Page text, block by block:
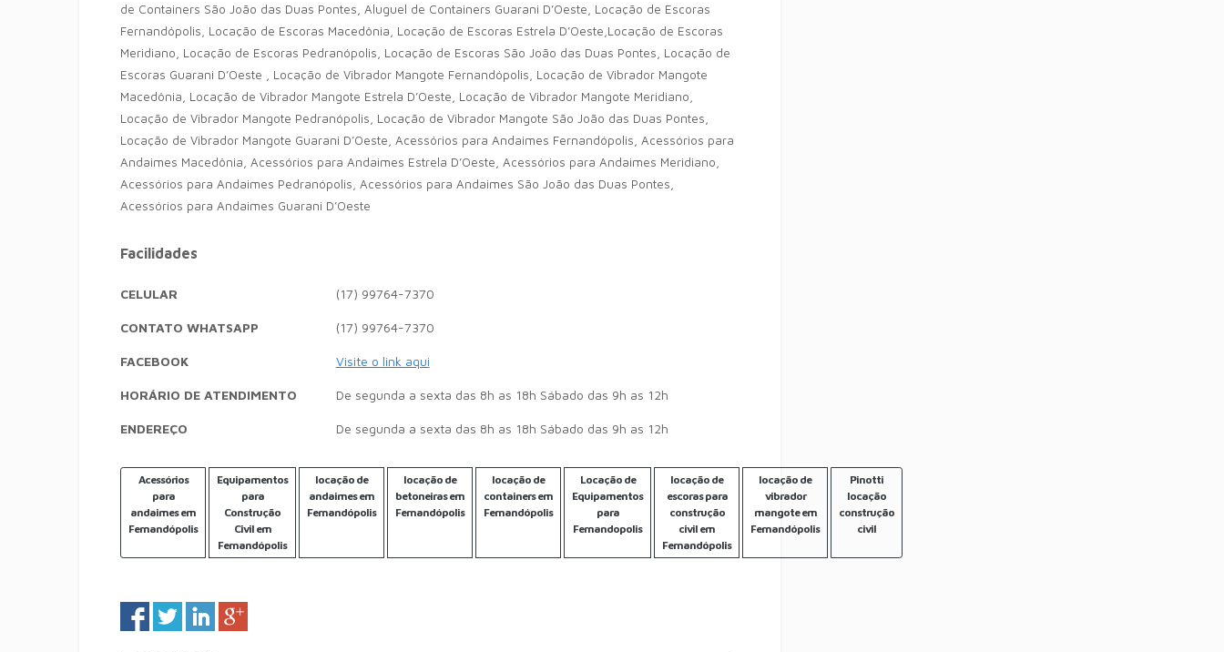
de Containers São João das Duas Pontes, Aluguel de Containers Guarani D’Oeste, Locação de Escoras
Fernandópolis, Locação de Escoras Macedônia, Locação de Escoras Estrela D’Oeste,Locação de Escoras
Meridiano, Locação de Escoras Pedranópolis, Locação de Escoras São João das Duas Pontes, Locação de
Escoras Guarani D’Oeste , Locação de Vibrador Mangote Fernandópolis, Locação de Vibrador Mangote
Macedônia, Locação de Vibrador Mangote Estrela D’Oeste, Locação de Vibrador Mangote Meridiano,
Locação de Vibrador Mangote Pedranópolis, Locação de Vibrador Mangote São João das Duas Pontes,
Locação de Vibrador Mangote Guarani D’Oeste, Acessórios para Andaimes Fernandópolis, Acessórios para
Andaimes Macedônia, Acessórios para Andaimes Estrela D’Oeste, Acessórios para Andaimes Meridiano,
Acessórios para Andaimes Pedranópolis, Acessórios para Andaimes São João das Duas Pontes,
Acessórios para Andaimes Guarani D’Oeste
Facilidades
CELULAR (17) 99764-7370
CONTATO WHATSAPP (17) 99764-7370
FACEBOOK Visite o link aqui
HORÁRIO DE ATENDIMENTO De segunda a sexta das 8h as 18h Sábado das 9h as 12h
ENDEREÇO De segunda a sexta das 8h as 18h Sábado das 9h as 12h
Acessórios
para
andaimes em
Fernandópolis
Equipamentos
para
Construção
Civil em
Fernandópolis
locação de
andaimes em
Fernandópolis
locação de
betoneiras em
Fernandópolis
locação de
containers em
Fernandópolis
Locação de
Equipamentos
para
Fernandopolis
locação de
escoras para
construção
civil em
Fernandópolis
locação de
vibrador
mangote em
Fernandópolis
Pinotti
locação
construção
civil